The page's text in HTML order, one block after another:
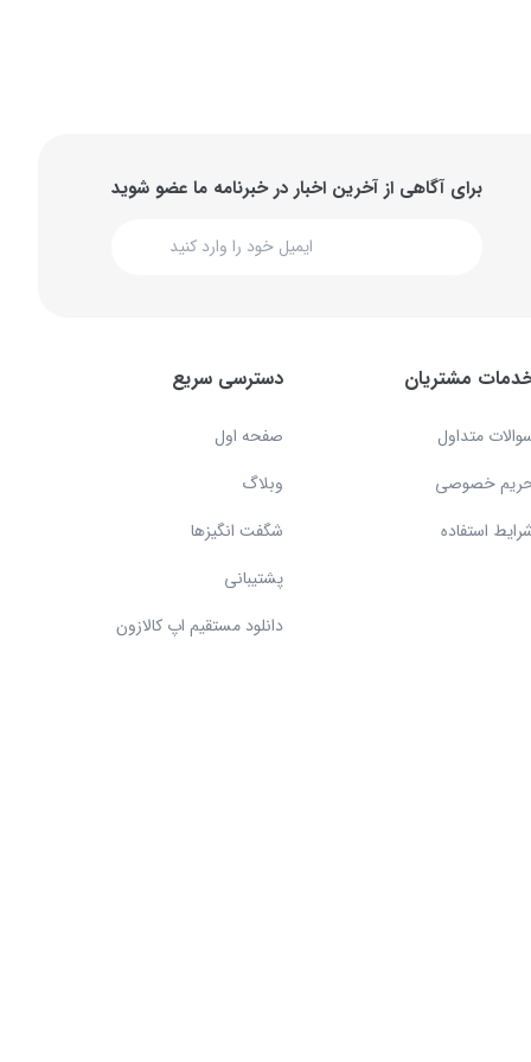
برای آگاهی از آخرین اخبار در خبرنامه ما عضو شوید
مشتریان
متداول
خصوصی
استفاده
دسترسی سریع
صفحه اول
وبلاگ
شگفت انگیزها
پشتیبانی
دانلود مستقیم اپ کالازون